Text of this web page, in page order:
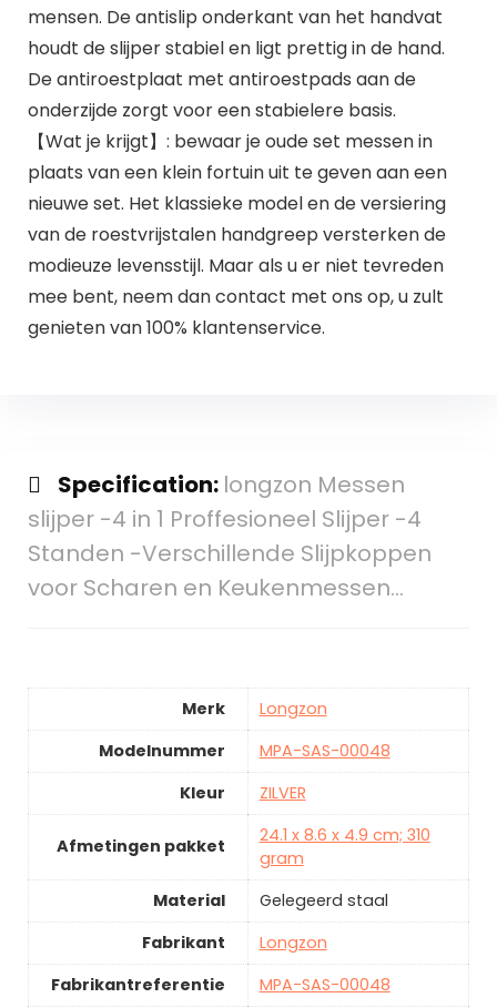
mensen. De antislip onderkant van het handvat
houdt de slijper stabiel en ligt prettig in de hand.
De antiroestplaat met antiroestpads aan de
onderzijde zorgt voor een stabielere basis.
【Wat je krijgt】: bewaar je oude set messen in
plaats van een klein fortuin uit te geven aan een
nieuwe set. Het klassieke model en de versiering
van de roestvrijstalen handgreep versterken de
modieuze levensstijl. Maar als u er niet tevreden
mee bent, neem dan contact met ons op, u zult
genieten van 100% klantenservice.
Specification: longzon Messen
slijper -4 in 1 Proffesioneel Slijper -4
Standen -Verschillende Slijpkoppen
voor Scharen en Keukenmessen…
Merk
Longzon
Modelnummer
MPA-SAS-00048
Kleur
ZILVER
Afmetingen pakket
24.1 x 8.6 x 4.9 cm; 310
gram
Material
Gelegeerd staal
Fabrikant
Longzon
Fabrikantreferentie
MPA-SAS-00048